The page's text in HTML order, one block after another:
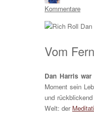
Kommentare
Vom
Dan Harris
Moment sein
und
Welt: der